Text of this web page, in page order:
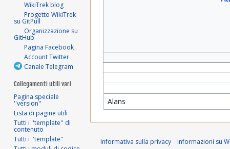
WikiTrek blog
Progetto WikiTrek
su GitPull
Organizzazione su
GitHub
Pagina Facebook
Account Twitter
Canale Telegram
Collegamenti utili vari
Pagina speciale
''version''
Lista di pagine utili
Tutti i ''template'' di
contenuto
Tutti i ''template''
Informativa sulla privacy Informazioni su